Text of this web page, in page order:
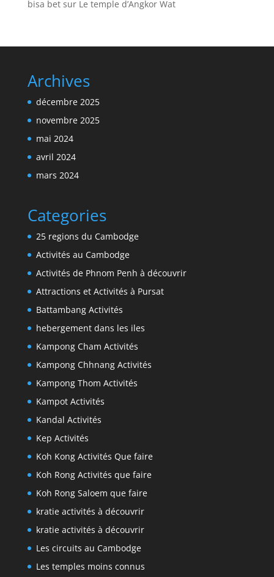
bisa betsur Le temple d’Angkor Wat
Archives
décembre 2025
novembre 2025
mai 2024
avril 2024
mars 2024
Categories
25 regions du Cambodge
Activités au Cambodge
Activités de Phnom Penh à découvrir
Attractions et Activités à Pursat
Battambang Activités
hebergement dans les iles
Kampong Cham Activités
Kampong Chhnang Activités
Kampong Thom Activités
Kampot Activités
Kandal Activités
Kep Activités
Koh Kong Activités Que faire
Koh Rong Activités que faire
Koh Rong Saloem que faire
kratie activités à découvrir
kratie activités à découvrir
Les circuits au Cambodge
Les temples moins connus